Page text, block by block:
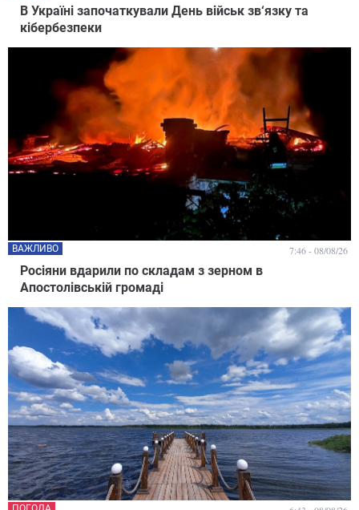
В Україні започаткували День військ зв‘язку та
кібербезпеки
Росіяни вдарили по складам з зерном в
Апостолівській громаді
ВАЖЛИВО 7:46 - 08/08/26